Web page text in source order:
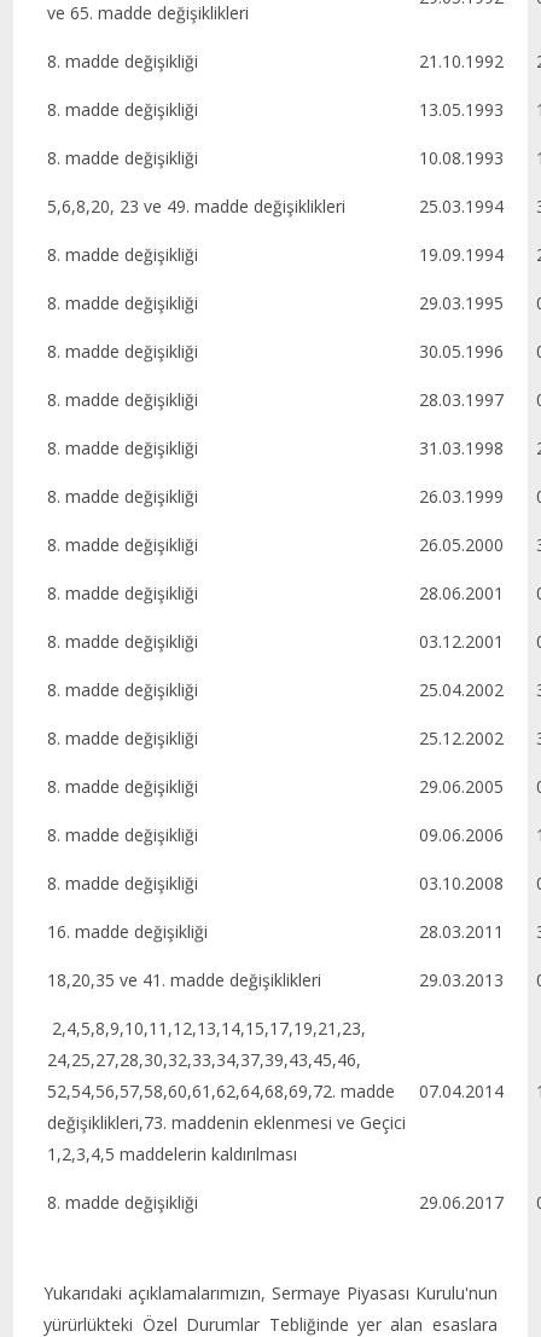
ve 65. madde değişiklikleri
8. madde değişikliği 21.10.1992
8. madde değişikliği 13.05.1993
8. madde değişikliği 10.08.1993
5,6,8,20, 23 ve 49. madde değişiklikleri 25.03.1994
8. madde değişikliği 19.09.1994
8. madde değişikliği 29.03.1995
8. madde değişikliği 30.05.1996
8. madde değişikliği 28.03.1997
8. madde değişikliği 31.03.1998
8. madde değişikliği 26.03.1999
8. madde değişikliği 26.05.2000
8. madde değişikliği 28.06.2001
8. madde değişikliği 03.12.2001
8. madde değişikliği 25.04.2002
8. madde değişikliği 25.12.2002
8. madde değişikliği 29.06.2005
8. madde değişikliği 09.06.2006
8. madde değişikliği 03.10.2008
16. madde değişikliği 28.03.2011
18,20,35 ve 41. madde değişiklikleri 29.03.2013
2,4,5,8,9,10,11,12,13,14,15,17,19,21,23,
24,25,27,28,30,32,33,34,37,39,43,45,46,
52,54,56,57,58,60,61,62,64,68,69,72. madde
değişiklikleri,73. maddenin eklenmesi ve Geçici
1,2,3,4,5 maddelerin kaldırılması
07.04.2014
8. madde değişikliği 29.06.2017
Yukarıdaki açıklamalarımızın, Sermaye Piyasası Kurulu'nun
yürürlükteki Özel Durumlar Tebliğinde yer alan esaslara